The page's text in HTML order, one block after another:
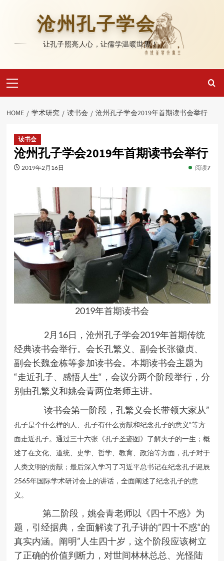
沧州孔子学会
让孔子照亮人心，让儒学温暖世界！
Menu
HOME 学术研究 读书会 沧州孔子学会2019年首期读书会举行
读书会
沧州孔子学会2019年首期读书会举行
2019年2月16日 阅读7
2019年首期读书会
2月16日，沧州孔子学会2019年首期传统
经典读书会举行。会长孔繁义、副会长张徽贞、
副会长魏金栋等参加读书会。本期读书会主题为
“走近孔子、感悟人生“，会议分两个阶段举行，分
别由孔繁义和姚会青两位老师主讲。
读书会第一阶段，孔繁义会长带领大家从”
孔子是个什么样的人、 孔子有什么贡献和纪念孔子的意义“等方
面走近孔子。通过三十六张《孔子圣迹图》了解夫子的一生；概
述了在文化、道统、史学、哲学、教育、政治等方面，孔子对于
人类文明的贡献；最后深入学习了习近平总书记在纪念孔子诞辰
2565年国际学术研讨会上的讲话，全面阐述了纪念孔子的意
义。
第二阶段，姚会青老师以《四十不惑》为
题，引经据典，全面解读了孔子讲的”四十不惑“的
真实内涵。阐明”人生四十岁，这个阶段应该树立
了正确的价值判断力，对世间林林总总、光怪陆